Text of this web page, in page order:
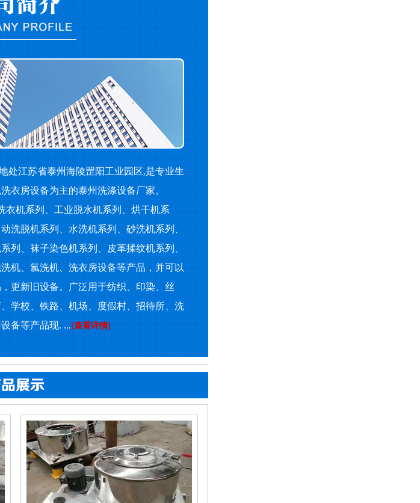
江苏省泰州海陵罡阳工业园区,是专业生
衣房设备为主的泰州洗涤设备厂家。
机系列、工业脱水机系列、烘干机系
洗脱机系列、水洗机系列、砂洗机系列、
列、袜子染色机系列、皮革揉纹机系列、
机、氯洗机、洗衣房设备等产品，并可以
更新旧设备。广泛用于纺织、印染、丝
学校、铁路、机场、度假村、招待所、洗
备等产品现. ...[查看详情]